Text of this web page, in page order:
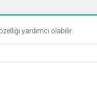
yardımcı olabilir.